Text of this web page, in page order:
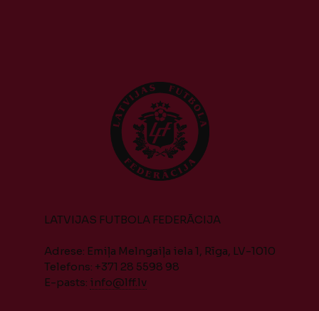
LATVIJAS FUTBOLA FEDERĀCIJA
Adrese: Emiļa Melngaiļa iela 1, Rīga, LV-1010
Telefons: +371 28 5598 98
E-pasts: info@lff.lv